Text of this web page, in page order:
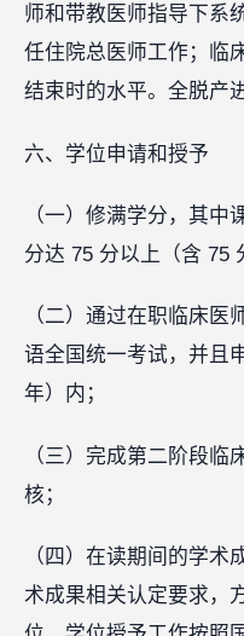
师和带教医师指导下系
任住院总医师工作；临
结束时的水平。全脱产
六、学位申请和授予
（一）修满学分，其
分达 75 分以上（含 75
（二）通过在职临床
语全国统一考试，并且
年）内；
（三）完成第二阶段临
核；
（四）在读期间的学
术成果相关认定要求，